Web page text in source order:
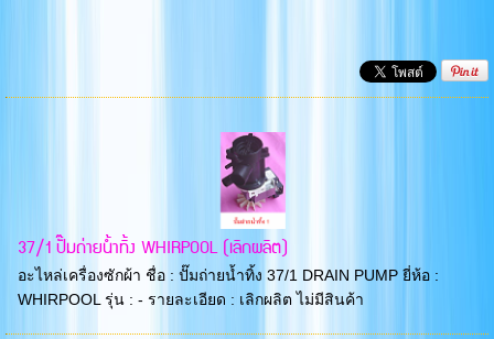
37/1 ปั๊มถ่ายน้ำทิ้ง WHIRPOOL (เลิกผลิต)
อะไหล่เครื่องซักผ้า ชื่อ : ปั๊มถ่ายน้ำทิ้ง 37/1 DRAIN PUMP ยี่ห้อ :
WHIRPOOL รุ่น : - รายละเอียด : เลิกผลิต ไม่มีสินค้า